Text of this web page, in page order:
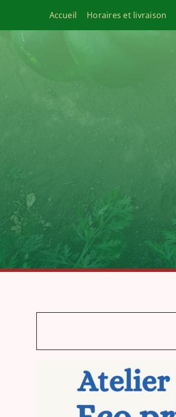
contenu
Accueil Horaires et livraison